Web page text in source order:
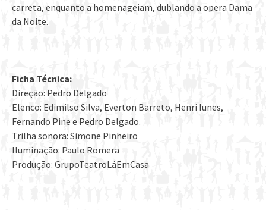
carreta, enquanto a homenageiam, dublando a opera Dama
da Noite.
Ficha Técnica:
Direção: Pedro Delgado
Elenco: Edimilso Silva, Everton Barreto, Henri Iunes,
Fernando Pine e Pedro Delgado.
Trilha sonora: Simone Pinheiro
Iluminação: Paulo Romera
Produção: GrupoTeatroLáEmCasa